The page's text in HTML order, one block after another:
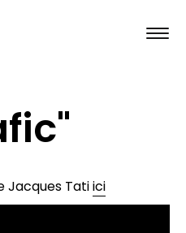
Jacques Tatiici